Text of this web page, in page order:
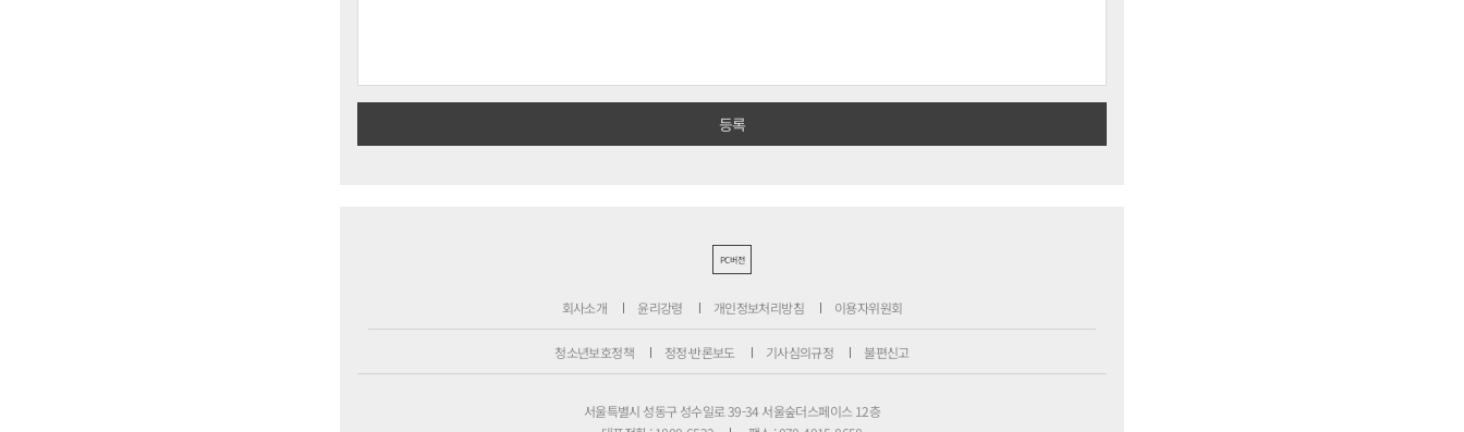
PC버전
회사소개 윤리강령 개인정보처리방침 이용자위원회
청소년보호정책 정정·반론보도 기사심의규정 불편신고
서울특별시 성동구 성수일로 39-34 서울숲더스페이스 12층